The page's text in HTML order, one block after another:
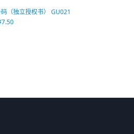
码（独立授权书） GU021
7.50